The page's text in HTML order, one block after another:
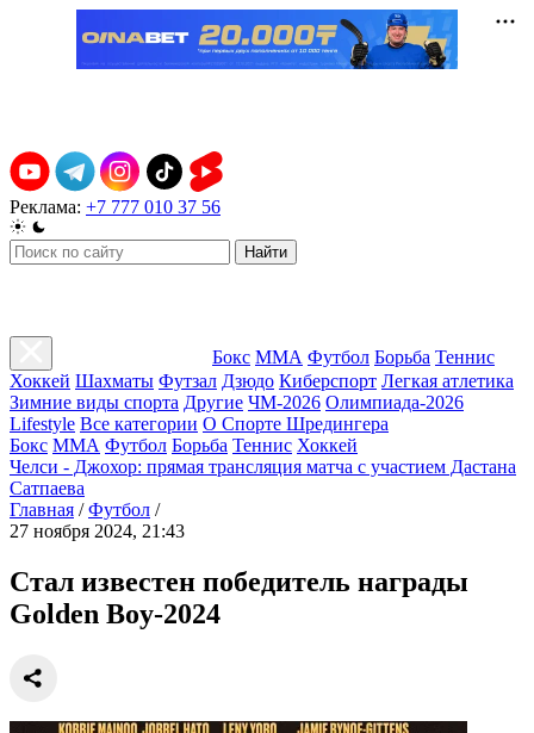
Реклама: +7 777 010 37 56
Найти
Бокс ММА Футбол Борьба Теннис
Хоккей Шахматы Футзал Дзюдо Киберспорт Легкая атлетика
Зимние виды спорта Другие ЧМ-2026 Олимпиада-2026
Lifestyle Все категории О Спорте Шредингера
Бокс ММА Футбол Борьба Теннис Хоккей
Челси - Джохор: прямая трансляция матча с участием Дастана
Сатпаева
Главная / Футбол /
27 ноября 2024, 21:43
Стал известен победитель награды
Golden Boy-2024